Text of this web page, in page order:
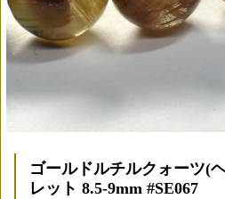
ゴールドルチルクォーツ(
レット 8.5-9mm #SE067